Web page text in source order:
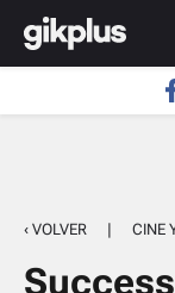
‹ VOLVER | CINE